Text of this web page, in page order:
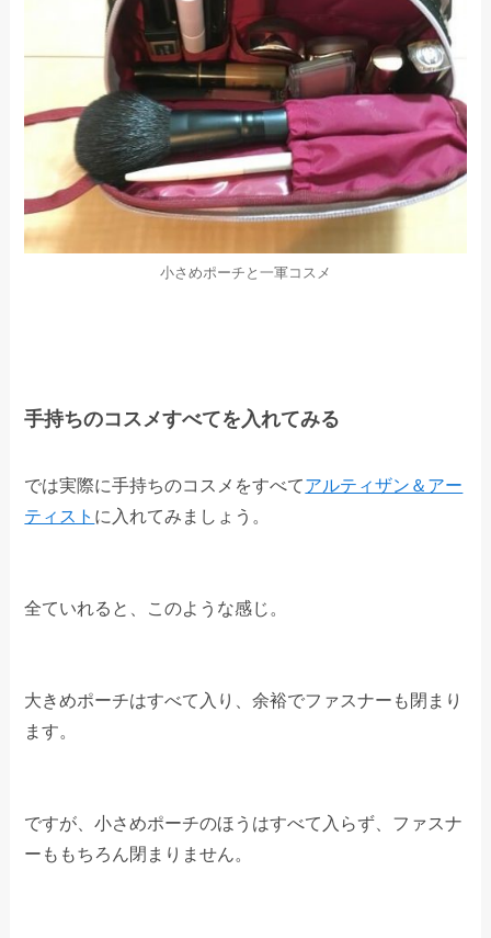
小さめポーチと一軍コスメ
手持ちのコスメすべてを入れてみる
では実際に手持ちのコスメをすべてアルティザン＆アー
ティスト に入れてみましょう。
全ていれると、このような感じ。
大きめポーチはすべて入り、余裕でファスナーも閉まり
ます。
ですが、小さめポーチのほうはすべて入らず、ファスナ
ーももちろん閉まりません。